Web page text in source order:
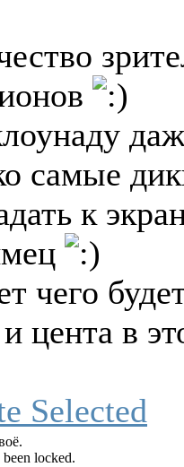
самые
к
чего
цента в
locked.